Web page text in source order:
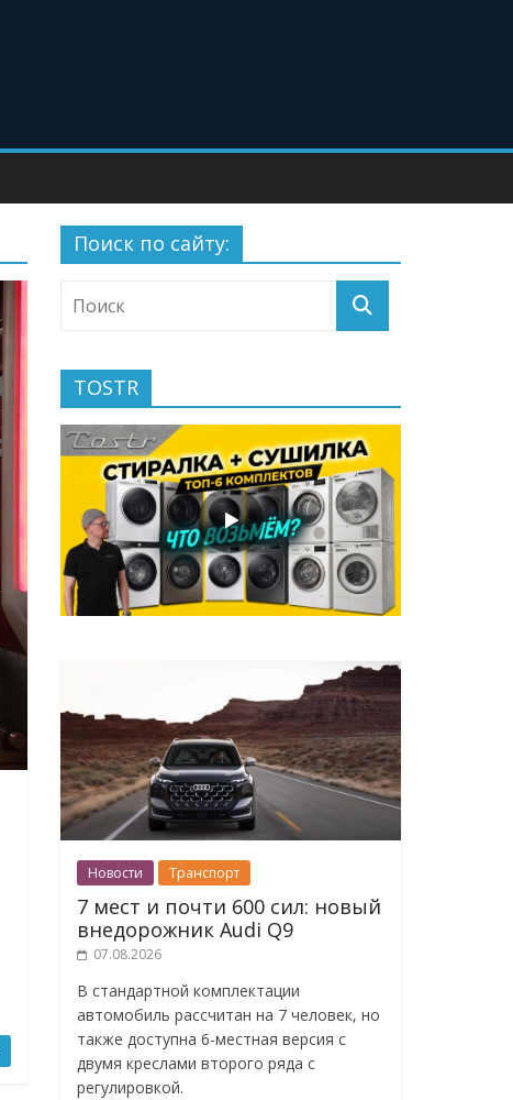
Поиск по сайту:
TOSTR
Новости Транспорт
7 мест и почти 600 сил: новый
внедорожник Audi Q9
07.08.2026
В стандартной комплектации
автомобиль рассчитан на 7 человек, но
также доступна 6-местная версия с
двумя креслами второго ряда с
регулировкой.